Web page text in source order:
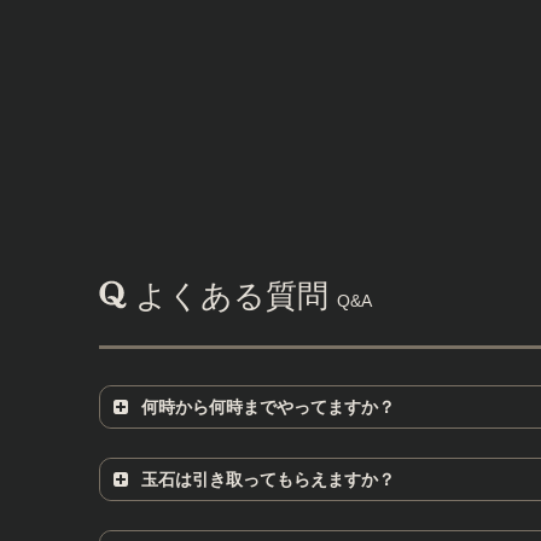
よくある質問 Q&A
何時から何時までやってますか？
有限会社 泰成建工 営業時間の
玉石は引き取ってもらえますか？